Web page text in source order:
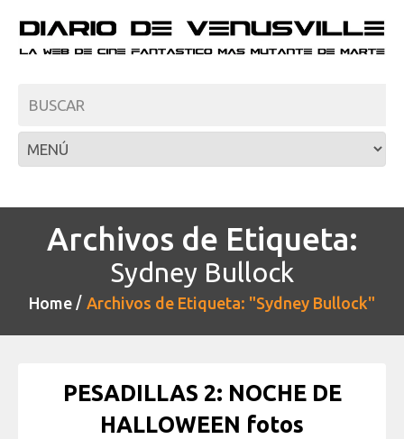
Archivos de Etiqueta:
Sydney Bullock
Home Archivos de Etiqueta: "Sydney Bullock"
PESADILLAS 2: NOCHE DE
HALLOWEEN fotos